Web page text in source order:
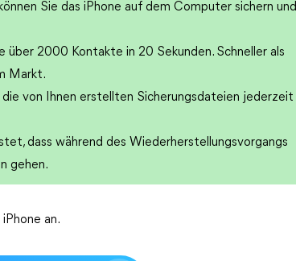
Sie das iPhone auf dem Computer sichern und
über 2000 Kontakte in 20 Sekunden. Schneller als
Markt.
die von Ihnen erstellten Sicherungsdateien jederzeit
dass während des Wiederherstellungsvorgangs
gehen.
an.